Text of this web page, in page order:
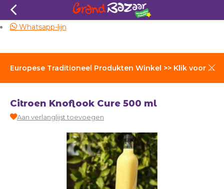
Europese Traditioneel Produkten Winkel >> Klik voor Verzendkosten
Zelfde dag verzending
Whatsapp-lijn
Citroen Knoflook Cure 500 ml
Aan verlanglijst toevoegen